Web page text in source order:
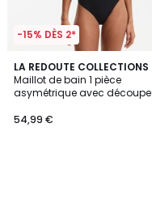
-15% DÈS 2*
LA REDOUTE COLLECTIONS
Maillot de bain 1 pièce
asymétrique avec découpe
54,99 €